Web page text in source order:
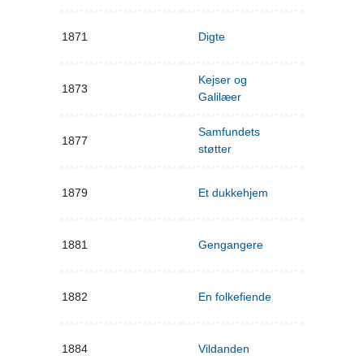
1871 Digte
1873
Kejser og
Galilæer
1877
Samfundets
støtter
1879 Et dukkehjem
1881 Gengangere
1882 En folkefiende
1884 Vildanden